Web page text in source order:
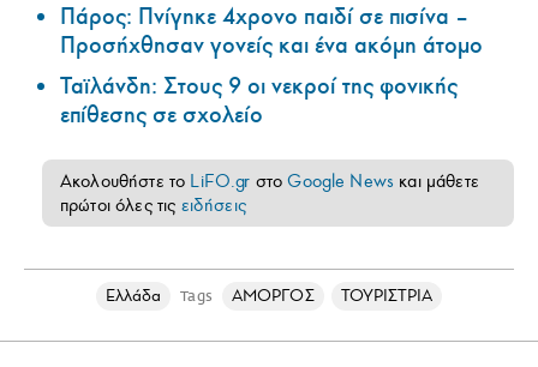
Πάρος: Πνίγηκε 4χρονο παιδί σε πισίνα –
Προσήχθησαν γονείς και ένα ακόμη άτομο
Ταϊλάνδη: Στους 9 οι νεκροί της φονικής
επίθεσης σε σχολείο
Ακολουθήστε το LiFO.gr στοGoogle News και μάθετε
πρώτοι όλες τις ειδήσεις
Ελλάδα Tags ΑΜΟΡΓΟΣ ΤΟΥΡΙΣΤΡΙΑ